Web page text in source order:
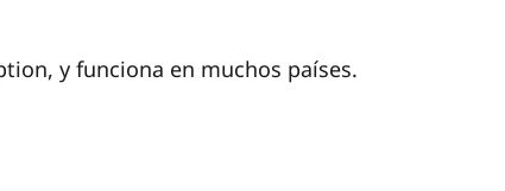
y funciona en muchos países.